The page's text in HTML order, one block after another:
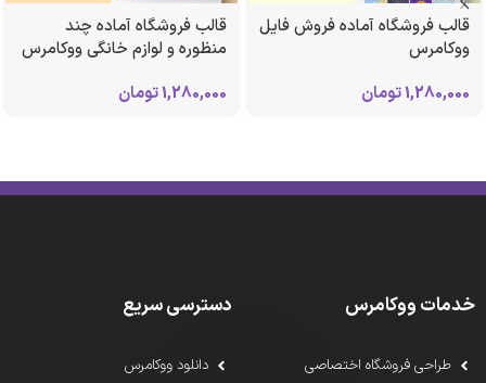
قالب فروشگاه آماده فروش فایل
ووکامرس
1,280,000تومان
قالب فروشگاه آماده چند
منظوره و لوازم خانگی ووکامرس
1,280,000تومان
خدمات ووکامرس
طراحی فروشگاه اختصاصی
دسترسی سریع
دانلود ووکامرس